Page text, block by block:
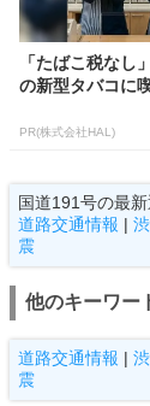
「たばこ税なし
の新型タバコに
PR(株式会社HAL)
国道191号の最
道路交通情報 |
震
他のキーワー
道路交通情報 |
震